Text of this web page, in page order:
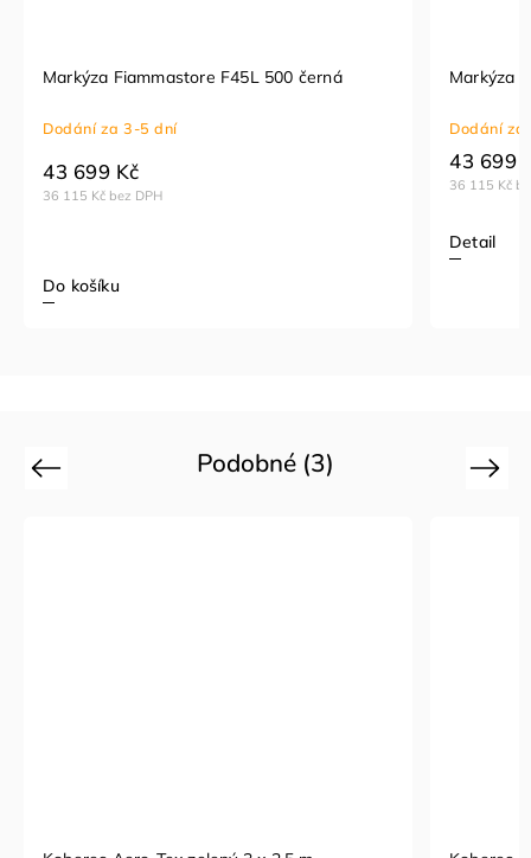
Markýza Fiammastore F45L 500 černá
Dodání za 3-5 dní
36 115 Kč bez DPH
43 699 Kč
Do košíku
Markýza
Dodání
36 115 Kč
43 699
Detail
Podobné (3)
Previous Next